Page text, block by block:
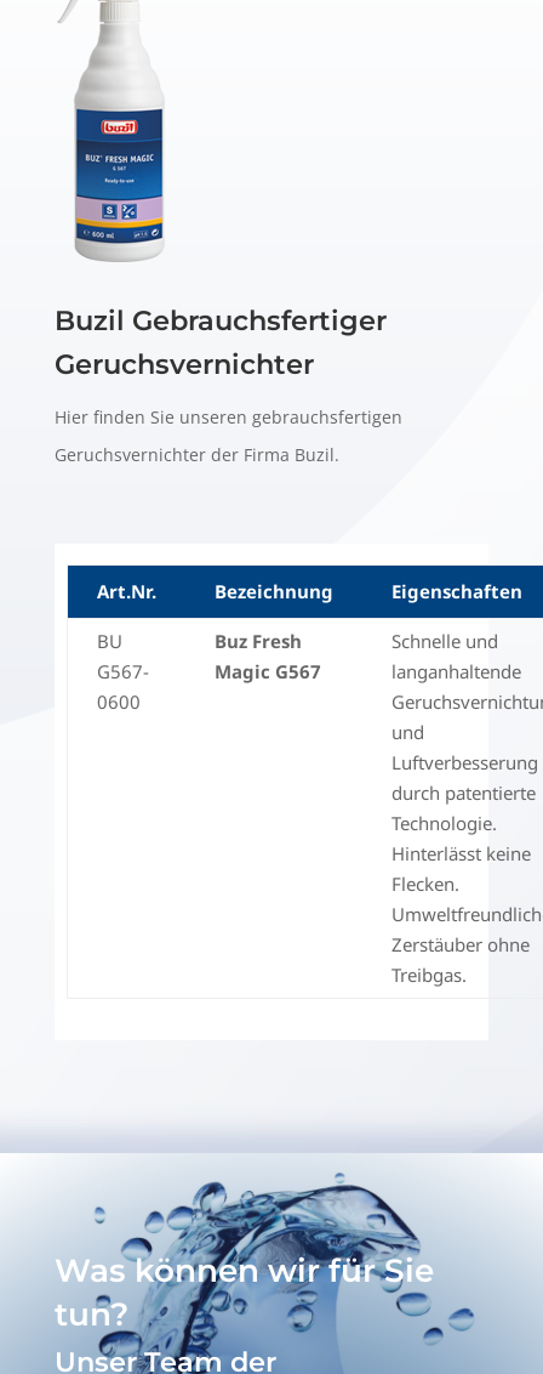
Buzil Gebrauchsfertiger
Geruchsvernichter
Hier finden Sie unseren gebrauchsfertigen
Geruchsvernichter der Firma Buzil.
Art.Nr. Bezeichnung Eigenschaften
BU
G567-
0600
Buz Fresh
Magic G567
Schnelle und
langanhaltende
und
Luftverbesserung
durch patentierte
Technologie.
Hinterlässt keine
Flecken.
Zerstäuber ohne
Treibgas.
Was können wir für Sie
tun?
Unser Team der